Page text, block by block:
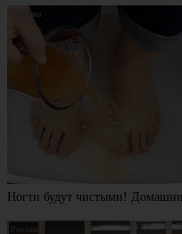
Ногти будут чистыми!